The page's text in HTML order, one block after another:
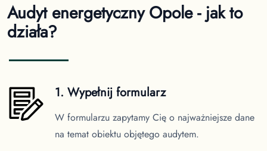
Audyt energetyczny Opole - jak to
działa?
1. Wypełnij formularz
W formularzu zapytamy Cię o najważniejsze dane
na temat obiektu objętego audytem.